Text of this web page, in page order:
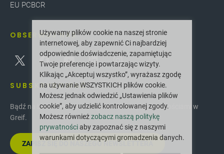
EU PCBCR
OBSERWUJ NAS
SUBSKRYBOWAĆ
Bądź na bieżąco z najnowszymi innowacjami i nowościami w
Greif.
ZAPISZ SIĘ DO NASZEGO NEWSLETTERA
Używamy plików cookie na naszej stronie
internetowej, aby zapewnić Ci najbardziej
odpowiednie doświadczenie, zapamiętując
Twoje preferencje i powtarzając wizyty.
Klikając „Akceptuj wszystko”, wyrażasz zgodę
na używanie WSZYSTKICH plików cookie.
Możesz jednak odwiedzić „Ustawienia plików
cookie”, aby udzielić kontrolowanej zgody.
Możesz równieżzobacz naszą politykę
prywatnościaby zapoznać się z naszymi
warunkami dotyczącymi gromadzenia danych.